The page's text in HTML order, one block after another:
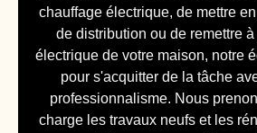
chauffage électrique, de mettre
de distribution ou de remettre
électrique de votre maison, notre
pour s'acquitter de la tâche
professionnalisme. Nous
charge les travaux neufs et les